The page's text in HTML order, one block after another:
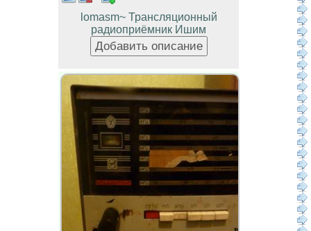
lomasm~ Трансляционный
радиоприёмник Ишим